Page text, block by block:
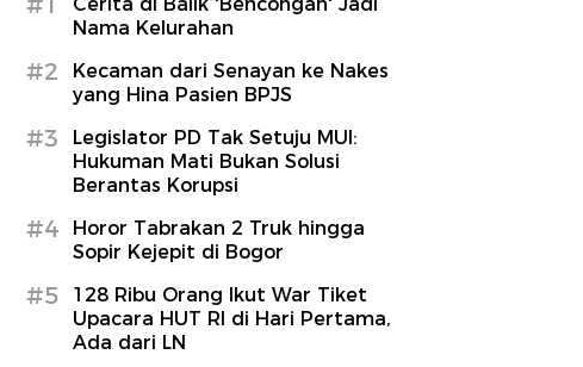
Nama Kelurahan
#2
Kecaman dari Senayan ke Nakes
yang Hina Pasien BPJS
#3
Legislator PD Tak Setuju MUI:
Hukuman Mati Bukan Solusi
Berantas Korupsi
#4
Horor Tabrakan 2 Truk hingga
Sopir Kejepit di Bogor
#5
128 Ribu Orang Ikut War Tiket
Upacara HUT RI di Hari Pertama,
Ada dari LN